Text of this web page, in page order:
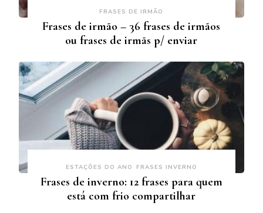
FRASES DE IRMÃO
Frases de irmão – 36 frases de irmãos
ou frases de irmãs p/ enviar
ESTAÇÕES DO ANO FRASES INVERNO
Frases de inverno: 12 frases para quem
está com frio compartilhar